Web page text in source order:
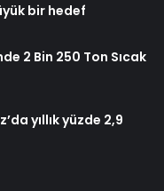
bir hedef
2 Bin 250 Ton Sıcak
yıllık yüzde 2,9